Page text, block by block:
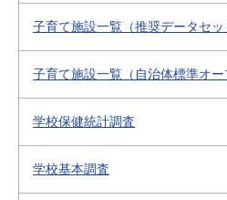
子育て施設一覧（推奨データセッ
子育て施設一覧（自治体標準オー
学校保健統計調査
学校基本調査